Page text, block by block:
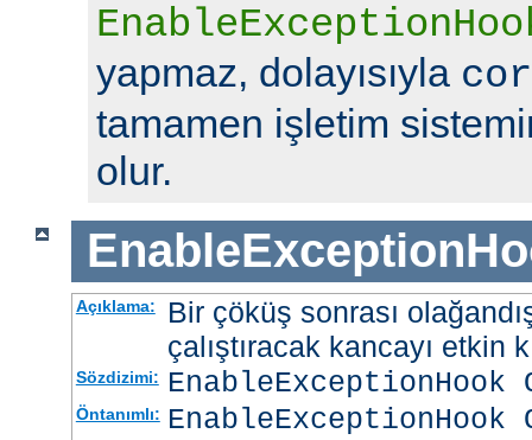
yapmaz, dolayısıyla
tamamen işletim
olur.
Açıklama:
Bir çöküş sonrası
çalıştıracak kancayı etkin
Sözdizimi: EnableExceptionHook
Öntanımlı: EnableExceptionHook